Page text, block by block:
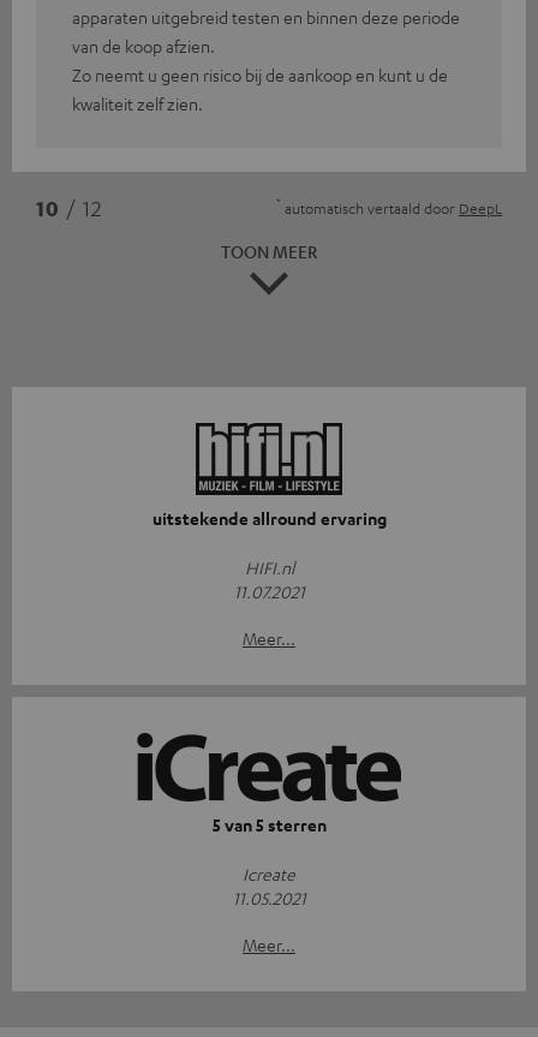
apparaten uitgebreid testen en binnen deze periode
van de koop afzien.
Zo neemt u geen risico bij de aankoop en kunt u de
kwaliteit zelf zien.
10 / 12 * automatisch vertaald door DeepL
TOON MEER
uitstekende allround ervaring
HIFI.nl
11.07.2021
Meer...
5 van 5 sterren
Icreate
11.05.2021
Meer...